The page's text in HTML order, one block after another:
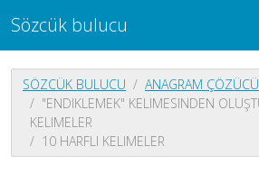
Sözcük bulucu
SÖZCÜK BULUCU
ANAGRAM ÇÖZÜCÜ
"ENDIKLEMEK" KELIMESINDEN
KELIMELER
10 HARFLI KELIMELER